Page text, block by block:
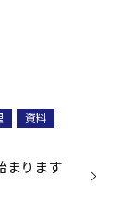
資料
まります